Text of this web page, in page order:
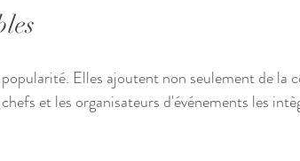
Elles ajoutent non seulement de la
et les organisateurs d'événements les